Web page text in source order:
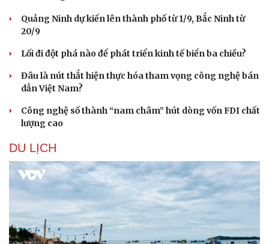
Du lịch
Tư vấn
check-in
Podcast
Câu chuyện thời sự
Cửa sổ tình yêu
Hạt giống tâm hồn
Quảng Ninh dự kiến lên thành phố từ 1/9, Bắc Ninh từ
20/9
Lối đi đột phá nào để phát triển kinh tế biển ba chiều?
Đâu là nút thắt hiện thực hóa tham vọng công nghệ bán
dẫn Việt Nam?
Công nghệ số thành “nam châm” hút dòng vốn FDI chất
lượng cao
DU LỊCH